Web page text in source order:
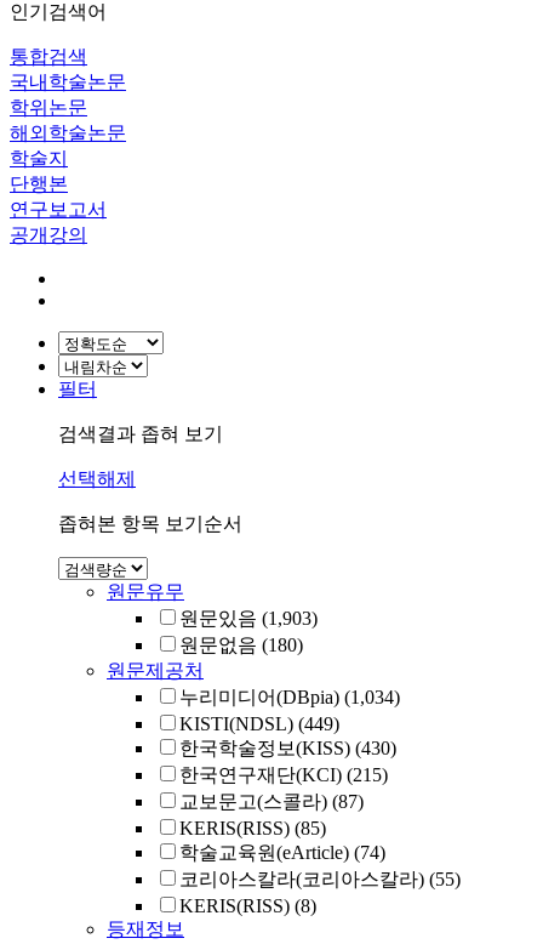
인기검색어
통합검색
국내학술논문
학위논문
해외학술논문
학술지
단행본
연구보고서
공개강의
필터
검색결과 좁혀 보기
선택해제
좁혀본 항목 보기순서
원문유무
원문있음 (1,903)
원문없음 (180)
원문제공처
누리미디어(DBpia) (1,034)
KISTI(NDSL) (449)
한국학술정보(KISS) (430)
한국연구재단(KCI) (215)
교보문고(스콜라) (87)
KERIS(RISS) (85)
학술교육원(eArticle) (74)
코리아스칼라(코리아스칼라) (55)
KERIS(RISS) (8)
등재정보